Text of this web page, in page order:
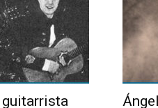
guitarrista